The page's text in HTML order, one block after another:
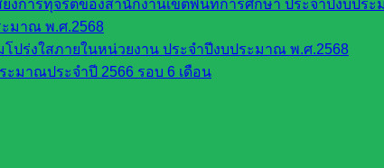
งการทุจริตของสำนักงานเขตพื้นที่การศึกษา ประจำปีงบปร
ะมาณ พ.ศ.2568
ปร่งใสภายในหน่วยงาน ประจำปีงบประมาณ พ.ศ.2568
ะมาณประจำปี 2566 รอบ 6 เดือน